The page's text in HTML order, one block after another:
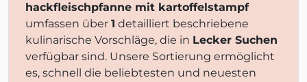
hackfleischpfanne mit kartoffelstampf
umfassen über 1 detailliert beschriebene
kulinarische Vorschläge, die in Lecker Suchen
verfügbar sind. Unsere Sortierung ermöglicht
es, schnell die beliebtesten und neuesten